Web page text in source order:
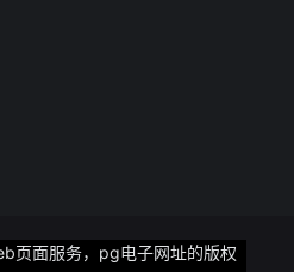
页面服务，pg电子网址的版权